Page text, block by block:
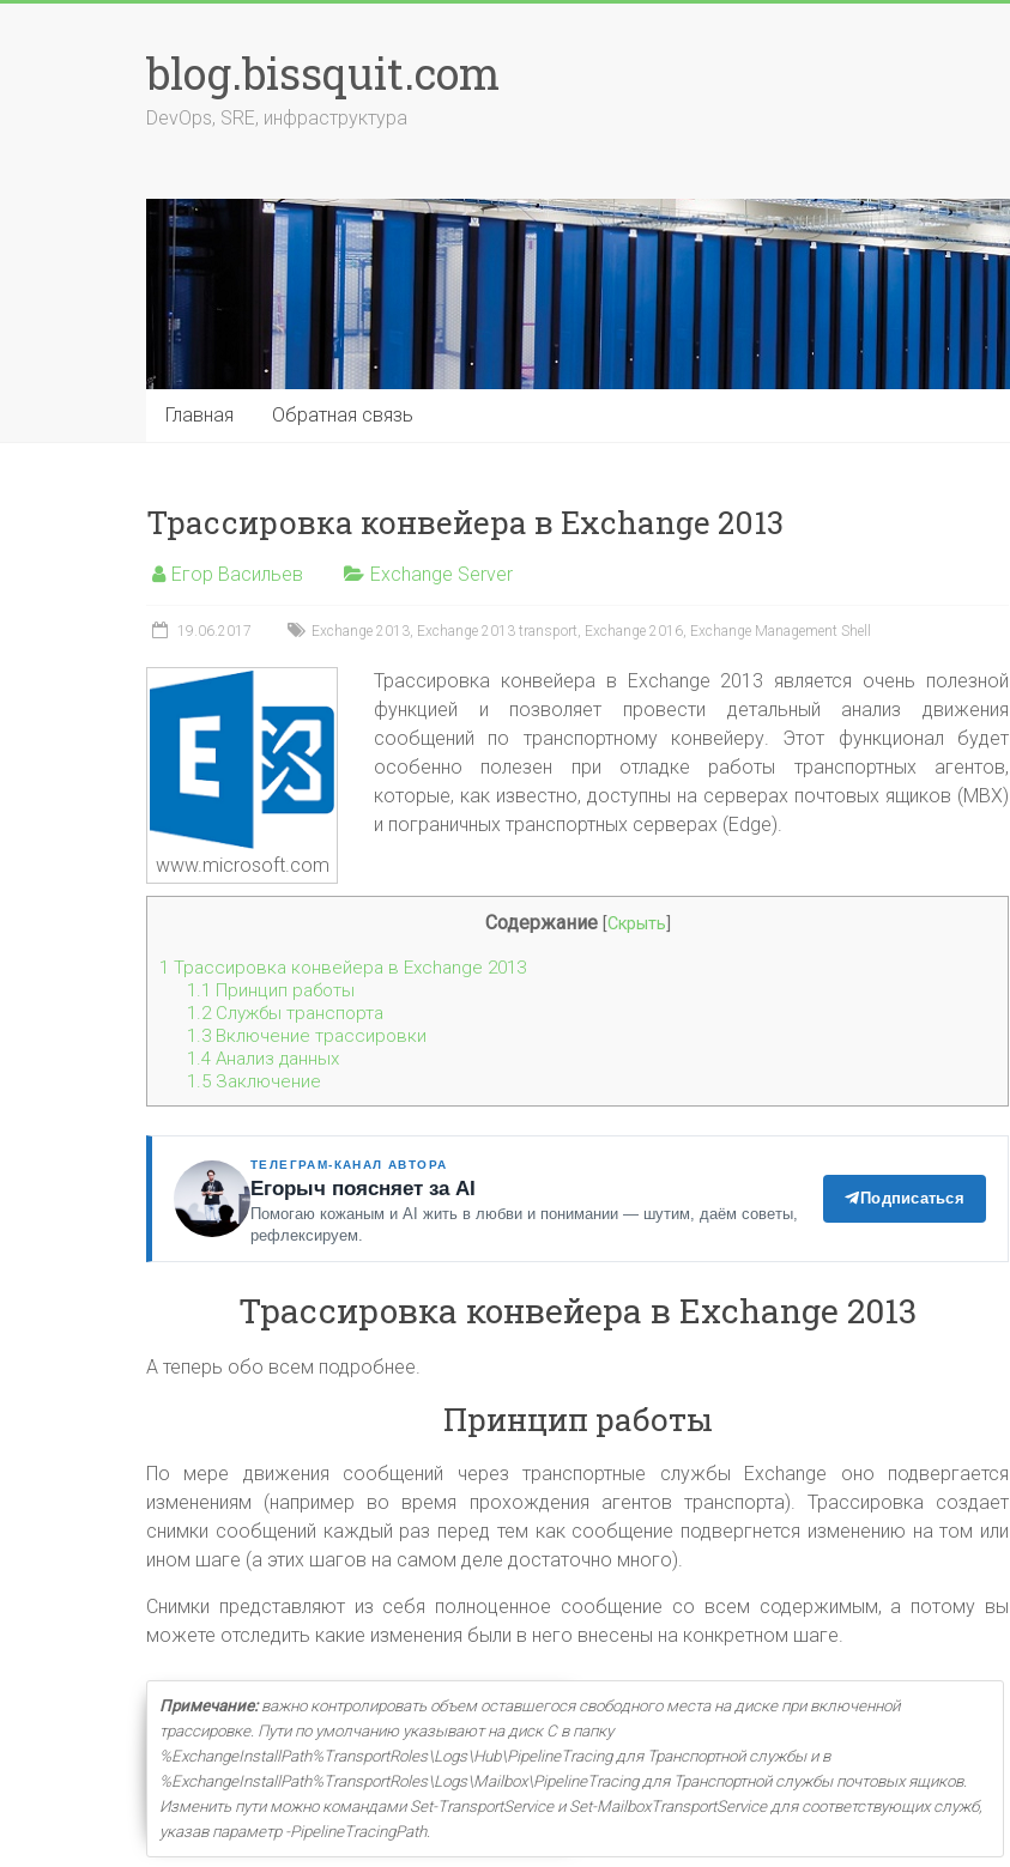
blog.bissquit.com
DevOps, SRE, инфраструктура
Главная Обратная связь
Трассировка конвейера в Exchange 2013
Егор Васильев Exchange Server
19.06.2017 Exchange 2013, Exchange 2013 transport, Exchange 2016, Exchange Management Shell
www.microsoft.com
Трассировка конвейера в Exchange 2013 является очень полезной
функцией и позволяет провести детальный анализ движения
сообщений по транспортному конвейеру. Этот функционал будет
особенно полезен при отладке работы транспортных агентов,
которые, как известно, доступны на серверах почтовых ящиков (MBX)
и пограничных транспортных серверах (Edge).
Содержание Скрыть
1 Трассировка конвейера в Exchange 2013
1.1 Принцип работы
1.2Службы транспорта
1.3Включение трассировки
1.4Анализ данных
1.5Заключение
ТЕЛЕГРАМ-КАНАЛ АВТОРА
Егорыч поясняет за AI
Помогаю кожаным и AI жить в любви и понимании — шутим, даём советы,
рефлексируем.
Подписаться
Трассировка конвейера в Exchange 2013
А теперь обо всем подробнее.
Принцип работы
По мере движения сообщений через транспортные службы Exchange оно подвергается
изменениям (например во время прохождения агентов транспорта). Трассировка создает
снимки сообщений каждый раз перед тем как сообщение подвергнется изменению на том или
ином шаге (а этих шагов на самом деле достаточно много).
Снимки представляют из себя полноценное сообщение со всем содержимым, а потому вы
можете отследить какие изменения были в него внесены на конкретном шаге.
Примечание:важно контролировать объем оставшегося свободного места на диске при включенной
трассировке. Пути по умолчанию указывают на диск С в папку
%ExchangeInstallPath%TransportRoles\Logs\Hub\PipelineTracing для Транспортной службы и в
%ExchangeInstallPath%TransportRoles\Logs\Mailbox\PipelineTracing для Транспортной службы почтовых ящиков.
Изменить пути можно командами Set-TransportService и Set-MailboxTransportService для соответствующих служб,
указав параметр -PipelineTracingPath.